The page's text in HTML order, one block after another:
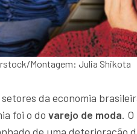
Montagem: Julia Shikota
da economia
foi o do varejo de moda.